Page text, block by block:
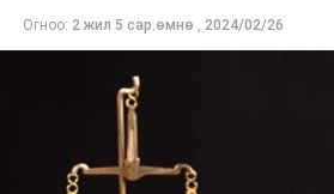
Огноо: 2 жил 5 сар.өмнө , 2024/02/26